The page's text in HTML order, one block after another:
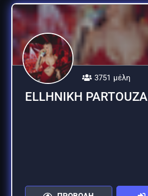
3751 μέλη
ELLHNIKH PARTOUZA